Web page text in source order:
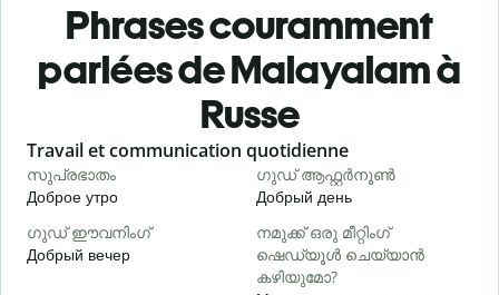
Phrases couramment
parlées de Malayalam à
Russe
Slide 1 of 6
Travail et communication quotidienne
സുപ്രഭാതം
Доброе утро
ഗുഡ് ആഫ്റ്റർനൂൺ
Добрый день
ഗുഡ് ഈവനിംഗ്
Добрый вечер
നമുക്ക് ഒരു മീറ്റിംഗ്
ഷെഡ്യൂൾ ചെയ്യാൻ
കഴിയുമോ?